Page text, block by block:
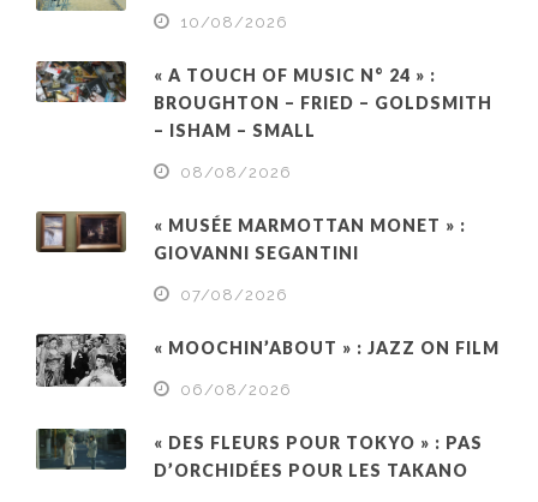
10/08/2026
« A TOUCH OF MUSIC N° 24 » :
BROUGHTON – FRIED – GOLDSMITH
– ISHAM – SMALL
08/08/2026
« MUSÉE MARMOTTAN MONET » :
GIOVANNI SEGANTINI
07/08/2026
« MOOCHIN’ABOUT » : JAZZ ON FILM
06/08/2026
« DES FLEURS POUR TOKYO » : PAS
D’ORCHIDÉES POUR LES TAKANO